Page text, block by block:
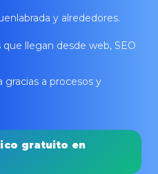
y alrededores.
llegan desde web, SEO
gracias a procesos y
gratuito en